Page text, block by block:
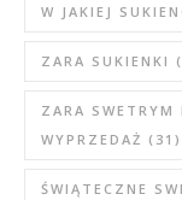
W JAKIEJ
ZARA SUKIENKI
ZARA SWETRYM
WYPRZEDAŻ (31)
ŚWIĄTECZNE